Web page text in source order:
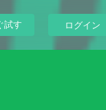
試す ログイン